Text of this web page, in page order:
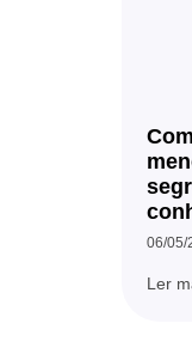
06/05/
Ler